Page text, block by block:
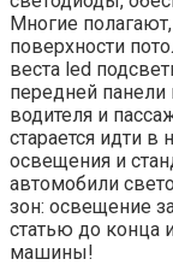
Многие
поверхности
веста led
передней панели
водителя и
старается идти
освещения и
автомобили
зон: освещение
статью до конца
машины!